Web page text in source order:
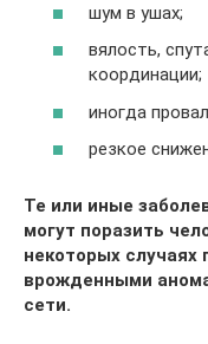
шум в ушах;
вялость,
координации;
иногда
резкое
Те или иные
могут поразить
некоторых
врожденными
сети.